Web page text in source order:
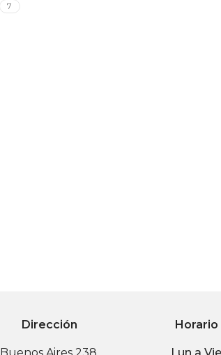
7
Dirección Horario